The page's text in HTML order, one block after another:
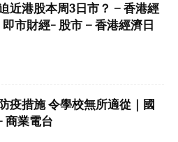
近港股本周3日市？ – 香港經
市財經- 股市 – 香港經濟日
疫措施 令學校無所適從｜國
商業電台